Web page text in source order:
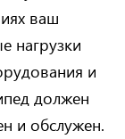
ваш
нагрузки
и
должен
и обслужен.